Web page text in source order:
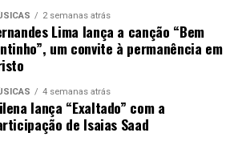
2 semanas atrás
Lima lança a canção “Bem
um convite à permanência em
4 semanas atrás
lança “Exaltado” com a
de Isaias Saad